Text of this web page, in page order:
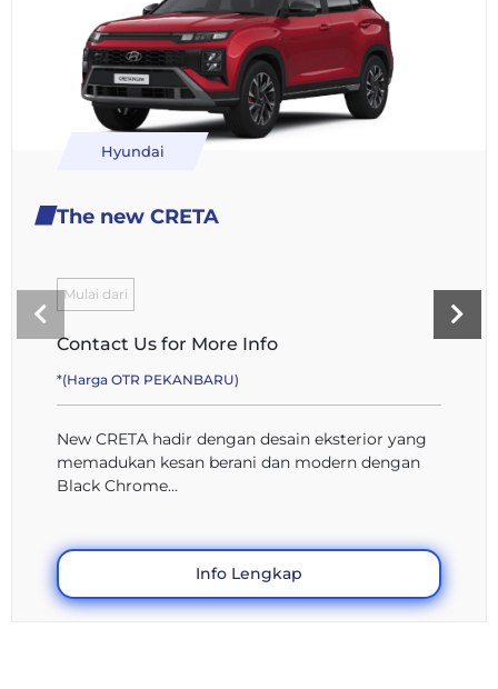
Hyundai
The new CRETA
Mulai dari
Contact Us for More Info
*(Harga OTR PEKANBARU)
New CRETA hadir dengan desain eksterior yang
memadukan kesan berani dan modern dengan
Black Chrome...
Info Lengkap